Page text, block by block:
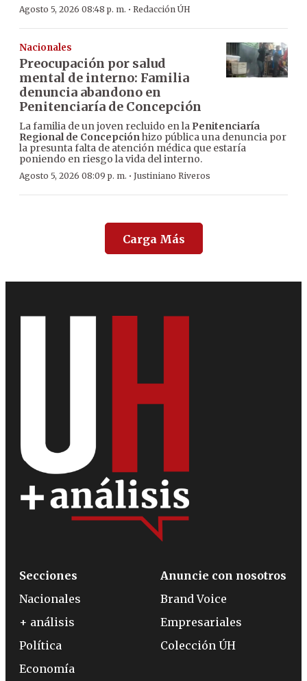
Agosto 5, 2026 08:48 p. m. · Redacción ÚH
Nacionales
Preocupación por salud
mental de interno: Familia
denuncia abandono en
Penitenciaría de Concepción
La familia de un joven recluido en la Penitenciaría
Regional de Concepciónhizo pública una denuncia por
la presunta falta de atención médica que estaría
poniendo en riesgo la vida del interno.
Agosto 5, 2026 08:09 p. m. · Justiniano Riveros
Carga Más
Secciones
Nacionales
+ análisis
Política
Economía
Anuncie con nosotros
Brand Voice
Empresariales
Colección ÚH